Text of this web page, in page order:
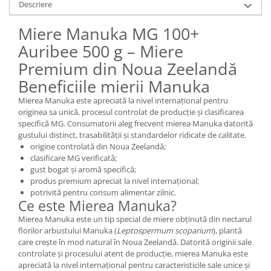
Descriere
Miere Manuka MG 100+
Auribee 500 g – Miere
Premium din Noua Zeelandă
Beneficiile mierii Manuka
Mierea Manuka este apreciată la nivel internațional pentru
originea sa unică, procesul controlat de producție și clasificarea
specifică MG. Consumatorii aleg frecvent mierea Manuka datorită
gustului distinct, trasabilității și standardelor ridicate de calitate.
origine controlată din Noua Zeelandă;
clasificare MG verificată;
gust bogat și aromă specifică;
produs premium apreciat la nivel internațional;
potrivită pentru consum alimentar zilnic.
Ce este Mierea Manuka?
Mierea Manuka este un tip special de miere obținută din nectarul
florilor arbustului Manuka (Leptospermum scoparium), plantă
care crește în mod natural în Noua Zeelandă. Datorită originii sale
controlate și procesului atent de producție, mierea Manuka este
apreciată la nivel internațional pentru caracteristicile sale unice și